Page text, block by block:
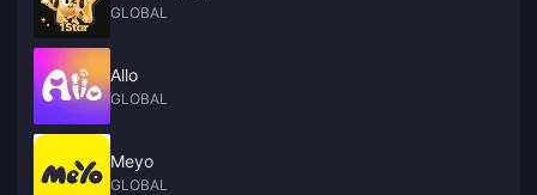
GLOBAL
Allo
GLOBAL
Meyo
GLOBAL